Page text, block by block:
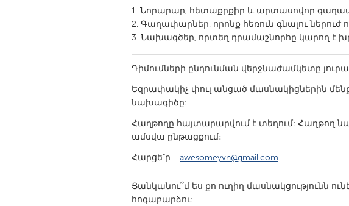
SINGAPORE
Singapore
Ann Arbor, MI
Cass Clay
Chicago, IL
Gainesville, FL
Georgetown, MA
Key West, FL
Նորարար, հետաքրքիր և արտասովոր
Գաղափարներ, որոնք հեռուն գնալու ներուժ
Նախագծեր, որտեղ դրամաշնորհը կարող է
Դիմումների ընդունման վերջնաժամկետը
Եզրափակիչ փուլ անցած մասնակիցներին
նախագիծը:
Հաղթողը հայտարարվում է տեղում: Հաղթող
ամսվա ընթացքում։
Հարցե"ր - awesomeyvn@gmail.com
Ցանկանու՞մ ես քո ուղիղ մասնակցությունն
հոգաբարձու: